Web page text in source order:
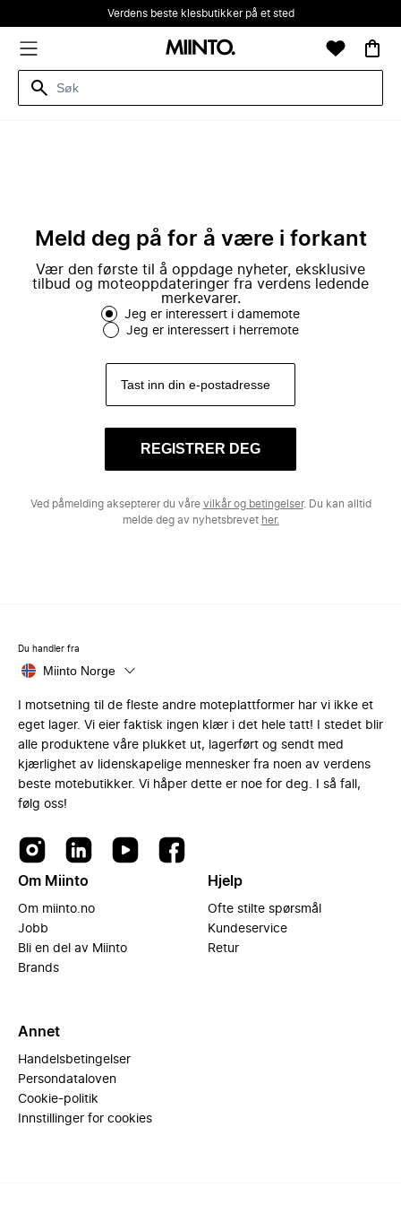
Verdens beste klesbutikker på et sted
Meld deg på for å være i forkant
Vær den første til å oppdage nyheter, eksklusive
tilbud og moteoppdateringer fra verdens ledende
merkevarer.
Jeg er interessert i damemote
Jeg er interessert i herremote
REGISTRER DEG
Ved påmelding aksepterer du våre vilkår og betingelser. Du kan alltid
melde deg av nyhetsbrevet her.
Du handler fra
Miinto Norge
I motsetning til de fleste andre moteplattformer har vi ikke et
eget lager. Vi eier faktisk ingen klær i det hele tatt! I stedet blir
alle produktene våre plukket ut, lagerført og sendt med
kjærlighet av lidenskapelige mennesker fra noen av verdens
beste motebutikker. Vi håper dette er noe for deg. I så fall,
følg oss!
Om Miinto
Om miinto.no
Jobb
Bli en del av Miinto
Brands
Hjelp
Ofte stilte spørsmål
Kundeservice
Retur
Annet
Handelsbetingelser
Persondataloven
Cookie-politik
Innstillinger for cookies